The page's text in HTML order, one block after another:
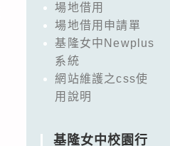
場地借用
場地借用申請單
基隆女中Newplus
系統
網站維護之css使
用說明
基隆女中校園行